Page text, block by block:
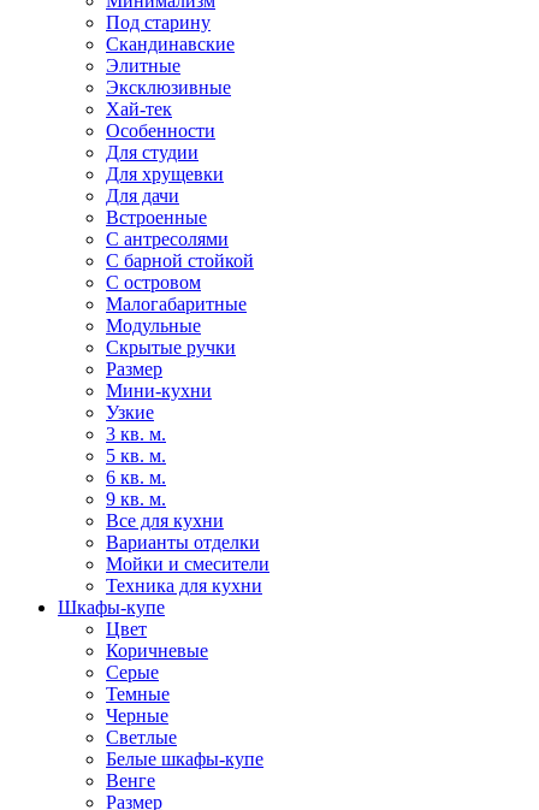
Под старину
Скандинавские
Элитные
Эксклюзивные
Хай-тек
Особенности
Для студии
Для хрущевки
Для дачи
Встроенные
С антресолями
С барной стойкой
С островом
Малогабаритные
Модульные
Скрытые ручки
Размер
Мини-кухни
Узкие
3 кв. м.
5 кв. м.
6 кв. м.
9 кв. м.
Все для кухни
Варианты отделки
Мойки и смесители
Техника для кухни
Шкафы-купе
Цвет
Коричневые
Серые
Темные
Черные
Светлые
Белые шкафы-купе
Венге
Размер